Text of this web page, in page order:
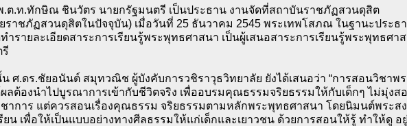
.ต.ท.ทักษิณ ชินวัตร นายกรัฐมนตรี เป็นประธาน งานจัดที่สถาบันราชภัฏสวนดุสิต
ราชภัฏสวนดุสิตในปัจจุบัน) เมื่อวันที่ 25 ธันวาคม 2545 พระเทพโสภณ ในฐานะประธ
ำรายละเอียดสาระการเรียนรู้พระพุทธศาสนา เป็นผู้เสนอสาระการเรียนรู้พระพุทธศา
น ศ.ดร.ชัยอนันต์ สมุทวณิช ผู้บังคับการวชิราวุธวิทยาลัย ยังได้เสนอว่า “การสอนวิชาพ
ลต้องนำไปบูรณาการเข้ากับชีวิตจริง เพื่ออบรมคุณธรรมจริยธรรมให้กับเด็กๆ ไม่มุ่งส
ชาการ แต่ควรสอนเรื่องคุณธรรม จริยธรรมตามหลักพระพุทธศาสนา โดยนิมนต์พระส
ยน เพื่อให้เป็นแบบอย่างทางศีลธรรมให้แก่เด็กและเยาวชน ด้วยการสอนให้รู้ ทำให้ดู อ